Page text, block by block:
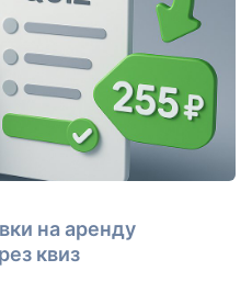
на аренду
квиз